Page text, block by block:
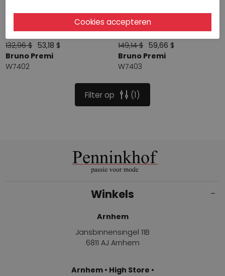
132,96 $ 53,18 $
Bruno Premi
W7402
149,14 $ 59,66 $
Bruno Premi
W7403
Filter op 1
Winkels
Arnhem
Jansbinnensingel 11B
6811 AJ Arnhem
Arnhem • High Store •